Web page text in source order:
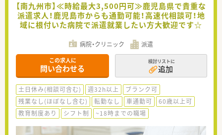
【南九州市】≪時給最大3,500円可≫鹿児島県で貴重な
派遣求人！鹿児島市からも通勤可能！高速代相談可！地
域に根付いた病院で派遣就業したい方大歓迎です☆
病院・クリニック 派遣
この求人に
問い合わせる
検討リストに
追加
土日休み(相談可含む) 週32h以上
ブランク可
残業なし(ほぼなし含む)
転勤なし 車通勤可
60歳以上可
教育制度あり
シフト制 ~18時までの職場